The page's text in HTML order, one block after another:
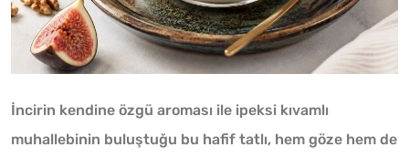
İncirin kendine özgü aroması ile ipeksi kıvamlı
muhallebinin buluştuğu bu hafif tatlı, hem göze hem de